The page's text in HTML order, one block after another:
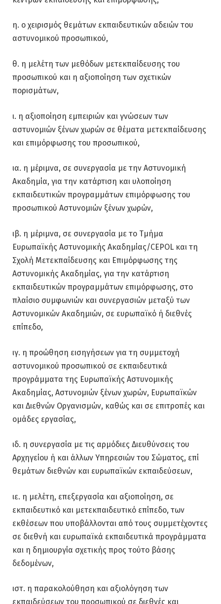
η. ο χειρισμός θεμάτων εκπαιδευτικών αδειών του
αστυνομικού προσωπικού,
θ. η μελέτη των μεθόδων μετεκπαίδευσης του
προσωπικού και η αξιοποίηση των σχετικών
πορισμάτων,
ι. η αξιοποίηση εμπειριών και γνώσεων των
αστυνομιών ξένων χωρών σε θέματα μετεκπαίδευσης
και επιμόρφωσης του προσωπικού,
ια. η μέριμνα, σε συνεργασία με την Αστυνομική
Ακαδημία, για την κατάρτιση και υλοποίηση
εκπαιδευτικών προγραμμάτων επιμόρφωσης του
προσωπικού Αστυνομιών ξένων χωρών,
ιβ. η μέριμνα, σε συνεργασία με το Τμήμα
Ευρωπαϊκής Αστυνομικής Ακαδημίας/CEPOL και τη
Σχολή Μετεκπαίδευσης και Επιμόρφωσης της
Αστυνομικής Ακαδημίας, για την κατάρτιση
εκπαιδευτικών προγραμμάτων επιμόρφωσης, στο
πλαίσιο συμφωνιών και συνεργασιών μεταξύ των
Αστυνομικών Ακαδημιών, σε ευρωπαϊκό ή διεθνές
επίπεδο,
ιγ. η προώθηση εισηγήσεων για τη συμμετοχή
αστυνομικού προσωπικού σε εκπαιδευτικά
προγράμματα της Ευρωπαϊκής Αστυνομικής
Ακαδημίας, Αστυνομιών ξένων χωρών, Ευρωπαϊκών
και Διεθνών Οργανισμών, καθώς και σε επιτροπές και
ομάδες εργασίας,
ιδ. η συνεργασία με τις αρμόδιες Διευθύνσεις του
Αρχηγείου ή και άλλων Υπηρεσιών του Σώματος, επί
θεμάτων διεθνών και ευρωπαϊκών εκπαιδεύσεων,
ιε. η μελέτη, επεξεργασία και αξιοποίηση, σε
εκπαιδευτικό και μετεκπαιδευτικό επίπεδο, των
εκθέσεων που υποβάλλονται από τους συμμετέχοντες
σε διεθνή και ευρωπαϊκά εκπαιδευτικά προγράμματα
και η δημιουργία σχετικής προς τούτο βάσης
δεδομένων,
ιστ. η παρακολούθηση και αξιολόγηση των
εκπαιδεύσεων του προσωπικού σε διεθνές και